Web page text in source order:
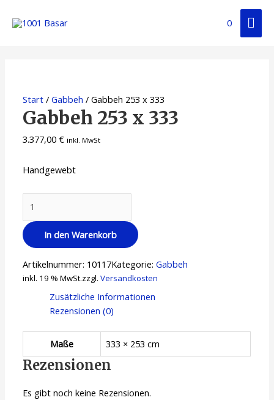
0
Start /Gabbeh / Gabbeh 253 x 333
Gabbeh 253 x 333
3.377,00€ inkl. MwSt
Handgewebt
In den Warenkorb
Artikelnummer: 10117Kategorie:Gabbeh
inkl. 19 % MwSt.zzgl.Versandkosten
Zusätzliche Informationen
Rezensionen (0)
Maße 333 × 253 cm
Rezensionen
Es gibt noch keine Rezensionen.